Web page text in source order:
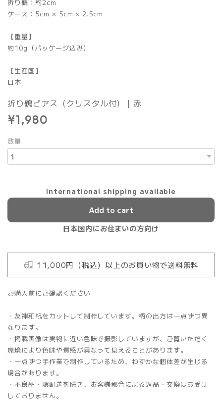
折り鶴：約2cm
ケース：5cm × 5cm × 2.5cm
【重量】
約10g（パッケージ込み）
【生産国】
日本
折り鶴ピアス（クリスタル付）｜赤
¥1,980
数量
International shipping available
Add to cart
日本国内にお住まいの方向け
11,000円（税込）以上のお買い物で送料無料
ご購入前にご確認ください
・友禅和紙をカットして制作しています。柄の出方は一点ずつ異
なります。
・掲載画像は実物に近い色味で撮影していますが、ご覧いただく
環境により色味や質感が異なって見えることがあります。
・一点ずつ手作業で制作しているため、わずかな個体差が生じる
場合があります。
・不良品・誤配送を除き、お客様都合による返品・交換はお受け
しておりません。